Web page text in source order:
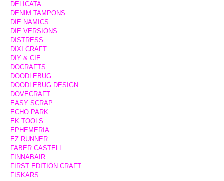
DELICATA
DENIM TAMPONS
DIE NAMICS
DIE VERSIONS
DISTRESS
DIXI CRAFT
DIY & CIE
DOCRAFTS
DOODLEBUG
DOODLEBUG DESIGN
DOVECRAFT
EASY SCRAP
ECHO PARK
EK TOOLS
EPHEMERIA
EZ RUNNER
FABER CASTELL
FINNABAIR
FIRST EDITION CRAFT
FISKARS